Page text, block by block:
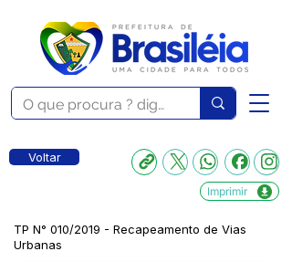
Voltar
Imprimir
TP N° 010/2019 - Recapeamento de Vias
Urbanas